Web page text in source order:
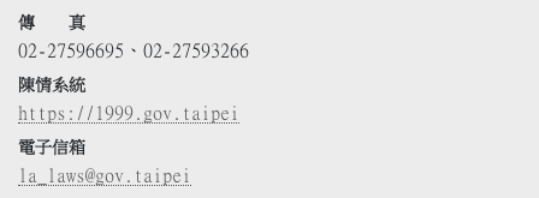
傳 真
02-27596695、02-27593266
陳情系統
https://1999.gov.taipei
電子信箱
la_laws@gov.taipei